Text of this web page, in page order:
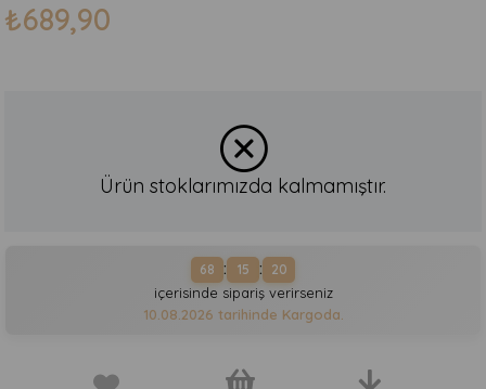
₺689,90
Ürün stoklarımızda kalmamıştır.
68 : 15 : 20
içerisinde sipariş verirseniz
10.08.2026 tarihinde Kargoda.